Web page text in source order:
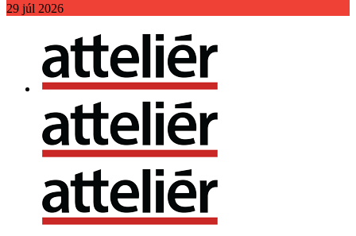
29 júl 2026